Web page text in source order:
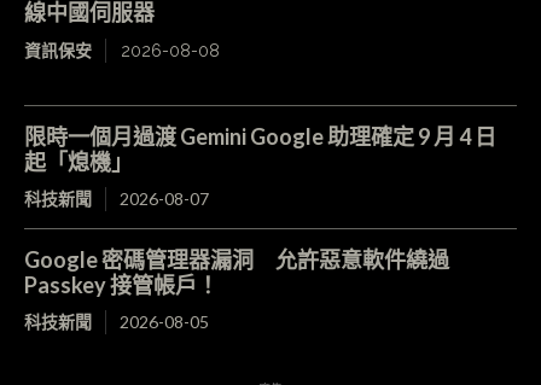
線中國伺服器
資訊保安 2026-08-08
限時一個月過渡 Gemini Google 助理確定 9 月 4 日
起「熄機」
科技新聞 2026-08-07
Google 密碼管理器漏洞 允許惡意軟件繞過
Passkey 接管帳戶！
科技新聞 2026-08-05